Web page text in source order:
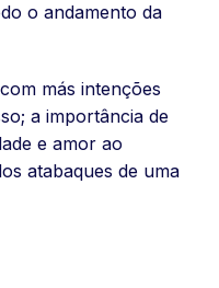
o andamento da
más intenções
a importância de
e amor ao
atabaques de uma